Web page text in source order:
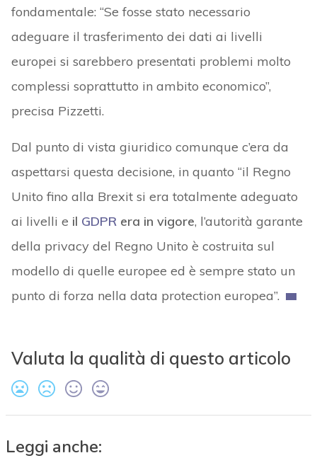
fondamentale: “Se fosse stato necessario
adeguare il trasferimento dei dati ai livelli
europei si sarebbero presentati problemi molto
complessi soprattutto in ambito economico”,
precisa Pizzetti.
Dal punto di vista giuridico comunque c’era da
aspettarsi questa decisione, in quanto “il Regno
Unito fino alla Brexit si era totalmente adeguato
ai livelli e il GDPRera in vigore, l’autorità garante
della privacy del Regno Unito è costruita sul
modello di quelle europee ed è sempre stato un
punto di forza nella data protection europea”.
Valuta la qualità di questo articolo
Leggi anche: